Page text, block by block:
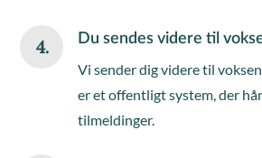
4. Du sendes videre til
Vi sender dig videre til
er et offentligt system, der
tilmeldinger.